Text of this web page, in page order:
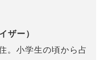
ザー）
。小学生の頃から占